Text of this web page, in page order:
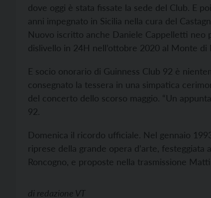
dove oggi è stata fissate la sede del Club. E poi
anni impegnato in Sicilia nella cura del
Nuovo iscritto anche Daniele Cappelletti
dislivello in 24H nell’ottobre 2020 al Monte di
E socio onorario di Guinness Club 92 è
consegnato la tessera in una simpatica
del concerto dello scorso maggio. “Un
92.
Domenica il ricordo ufficiale. Nel gennaio
riprese della grande opera d’arte,
Roncogno, e proposte nella trasmissione
di redazione VT